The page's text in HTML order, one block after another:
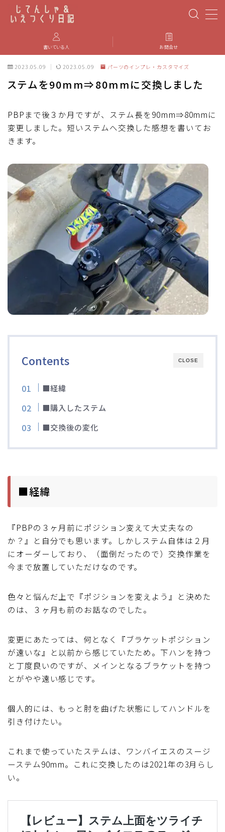
PBP(Paris-Brest-Paris)
パーツのインプレ・カスタマイズ
カステリ
ブルベ装備
ディスクブレーキ
Di2関連
ブルべレポート2025
ブルベレポート2022
ブルべレポート2021
ブルベレポート2018
ブルベレポート2017
ブルベレポート2016
ブルべレポート2014
ブルべレポート2013
ブルべレポート2012
書いている人 お問合せ
2023.05.09 2023.05.09 パーツのインプレ・カスタマイズ
ステムを90mm⇒80mmに交換しました
PBPまで後３か月ですが、ステム長を90mm⇒80mmに
変更しました。短いステムへ交換した感想を書いてお
きます。
CLOSE
Contents
■経緯
■購入したステム
■交換後の変化
■経緯
『PBPの３ヶ月前にポジション変えて大丈夫なの
か？』と自分でも思います。しかしステム自体は２月
にオーダーしており、（面倒だったので）交換作業を
今まで放置していただけなのです。
色々と悩んだ上で『ポジションを変えよう』と決めた
のは、３ヶ月も前のお話なのでした。
変更にあたっては、何となく『ブラケットポジション
が遠いな』と以前から感じていたため。下ハンを持つ
と丁度良いのですが、メインとなるブラケットを持つ
とがやや遠い感じです。
個人的には、もっと肘を曲げた状態にしてハンドルを
引き付けたい。
これまで使っていたステムは、ワンバイエスのスージ
ーステム90mm。これに交換したのは2021年の3月らし
い。